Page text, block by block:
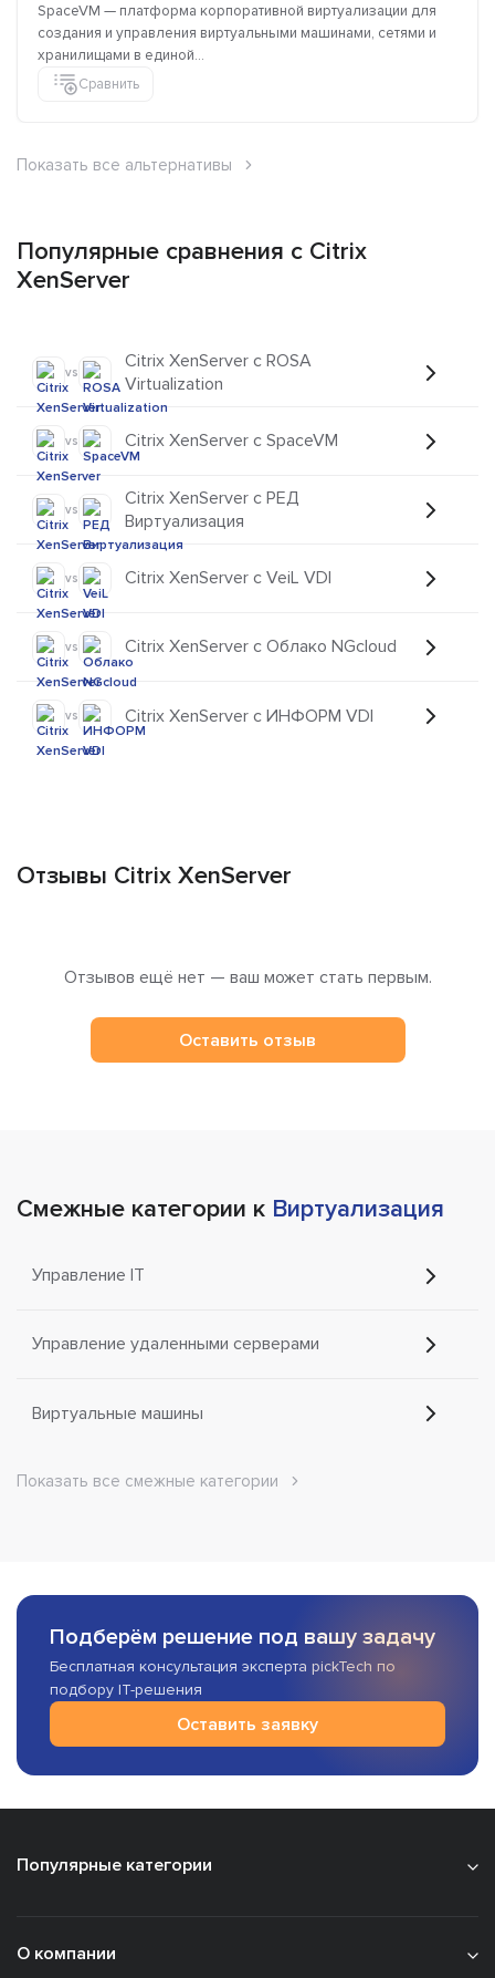
SpaceVM — платформа корпоративной виртуализации для
создания и управления виртуальными машинами, сетями и
хранилищами в единой...
Сравнить
Показать все альтернативы
Популярные сравнения с Citrix
XenServer
vs
Citrix XenServer с ROSA
Virtualization
vs Citrix XenServer с SpaceVM
vs
Citrix XenServer с РЕД
Виртуализация
vs Citrix XenServer с VeiL VDI
vs Citrix XenServer с Облако NGcloud
vs Citrix XenServer с ИНФОРМ VDI
Отзывы Citrix XenServer
Отзывов ещё нет — ваш может стать первым.
Оставить отзыв
Смежные категории к Виртуализация
Управление IT
Управление удаленными серверами
Виртуальные машины
Показать все смежные категории
Подберём решение под вашу задачу
Бесплатная консультация эксперта pickTech по
подбору IT-решения
Оставить заявку
Популярные категории
О компании